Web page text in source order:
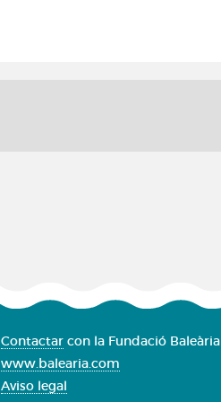
Contactar con la Fundació Baleària
www.balearia.com
Aviso legal